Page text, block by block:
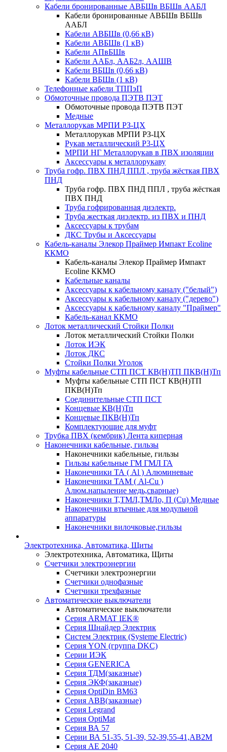
Кабели бронированные АВБШв ВБШв ААБЛ
Кабели бронированные АВБШв ВБШв
ААБЛ
Кабели АВБШв (0,66 кВ)
Кабели АВБШв (1 кВ)
Кабели АПвБШв
Кабели ААБл, ААБ2л, ААШВ
Кабели ВБШв (0,66 кВ)
Кабели ВБШв (1 кВ)
Телефонные кабели ТППэП
Обмоточные провода ПЭТВ ПЭТ
Обмоточные провода ПЭТВ ПЭТ
Медные
Металлорукав МРПИ РЗ-ЦХ
Металлорукав МРПИ РЗ-ЦХ
Рукав металлический Р3-ЦХ
МРПИ НГ Металлорукав в ПВХ изоляции
Аксессуары к металлорукаву
Труба гофр. ПВХ ПНД ППЛ , труба жёсткая ПВХ
ПНД
Труба гофр. ПВХ ПНД ППЛ , труба жёсткая
ПВХ ПНД
Труба гофрированная диэлектр.
Труба жесткая диэлектр. из ПВХ и ПНД
Аксессуары к трубам
ДКС Трубы и Аксессуары
Кабель-каналы Элекор Праймер Импакт Ecoline
ККМО
Кабель-каналы Элекор Праймер Импакт
Ecoline ККМО
Кабельные каналы
Аксессуары к кабельному каналу ("белый")
Аксессуары к кабельному каналу ("дерево")
Аксессуары к кабельному каналу "Праймер"
Кабель-канал ККМО
Лоток металлический Стойки Полки
Лоток металлический Стойки Полки
Лоток ИЭК
Лоток ДКС
Стойки Полки Уголок
Муфты кабельные СТП ПСТ КВ(Н)ТП ПКВ(Н)Тп
Муфты кабельные СТП ПСТ КВ(Н)ТП
ПКВ(Н)Тп
Соединительные СТП ПСТ
Концевые КВ(Н)Тп
Концевые ПКВ(Н)Тп
Комплектующие для муфт
Трубка ПВХ (кембрик) Лента киперная
Наконечники кабельные, гильзы
Наконечники кабельные, гильзы
Гильзы кабельные ГМ ГМЛ ГА
Наконечники ТА ( Al ) Алюминевые
Наконечники ТАМ ( Al-Cu )
Алюм.напыление медь,сварные)
Наконечники Т,ТМЛ,ТМЛо, П (Cu) Медные
Наконечники втычные для модульной
аппаратуры
Наконечники вилочковые,гильзы
Электротехника, Автоматика, Щиты
Электротехника, Автоматика, Щиты
Счетчики электроэнергии
Счетчики электроэнергии
Счетчики однофазные
Счетчики трехфазные
Автоматические выключатели
Автоматические выключатели
Серия ARMAT IEK®
Серия Шнайдер Электрик
Систем Электрик (Systeme Electric)
Серия YON (группа DKC)
Серии ИЭК
Серия GENERICA
Серия ТДМ(заказные)
Серия ЭКФ(заказные)
Серия OptiDin BM63
Серия АВВ(заказные)
Серия Legrand
Серия OptiMat
Серия ВА 57
Серии ВА 51-35, 51-39, 52-39,55-41,АВ2М
Серия АЕ 2040